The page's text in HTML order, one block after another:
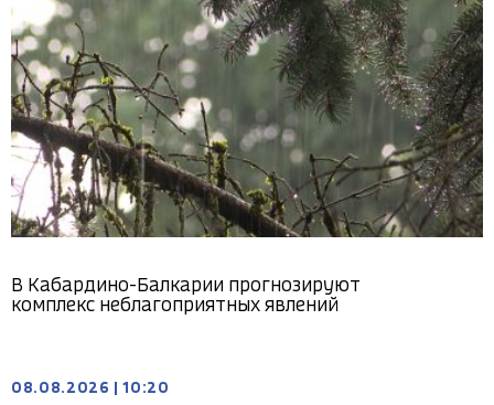
В Кабардино-Балкарии прогнозируют
комплекс неблагоприятных явлений
08.08.2026 10:20